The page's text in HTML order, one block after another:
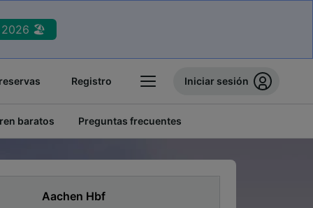
2026 🏖️
Registro Iniciar sesión
baratos Preguntas frecuentes